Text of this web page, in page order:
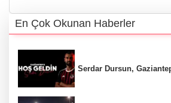
En Çok Okunan Haberler
Serdar Dursun,